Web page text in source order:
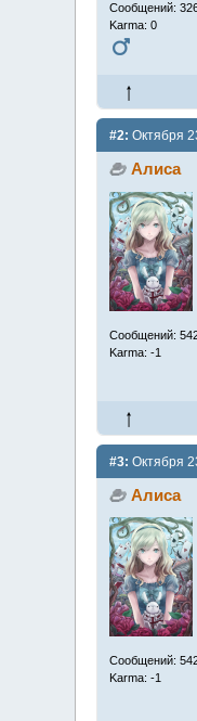
Сообщений:
Karma: 0
#2: Октября
Алиса
Сообщений:
Karma: -1
#3: Октября
Алиса
Сообщений:
Karma: -1